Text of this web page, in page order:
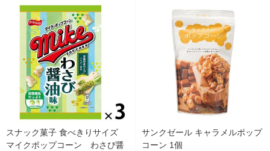
スナック菓子 食べきりサイズ
マイクポップコーン わさび醤
サンクゼール キャラメルポップ
コーン 1個